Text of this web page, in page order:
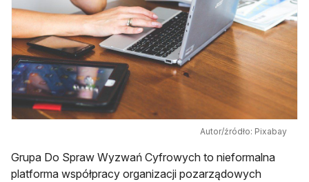
Autor/źródło: Pixabay
Grupa Do Spraw Wyzwań Cyfrowych to nieformalna
platforma współpracy organizacji pozarządowych